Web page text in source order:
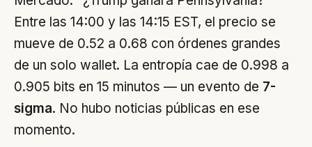
Entre las 14:00 y las 14:15 EST, el precio se
mueve de 0.52 a 0.68 con órdenes grandes
de un solo wallet. La entropía cae de 0.998 a
0.905 bits en 15 minutos — un evento de 7-
sigma. No hubo noticias públicas en ese
momento.